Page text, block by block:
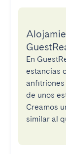
En
estancias
anfitriones
de unos
Creamos
similar al